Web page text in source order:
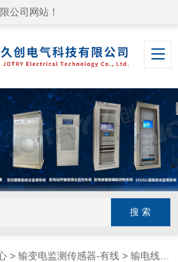
公司网站！
>输变电监测传感器-有线 >输电线路线夹温度监测系统